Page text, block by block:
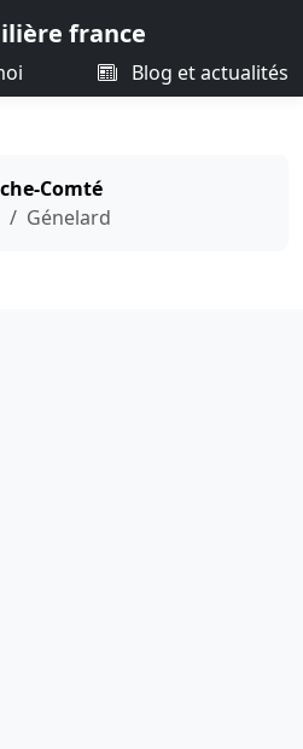
france
Blog et actualités
Comté
Génelard